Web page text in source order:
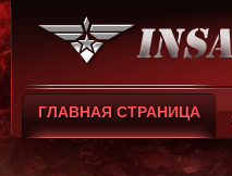
ГЛАВНАЯ СТРАНИЦА